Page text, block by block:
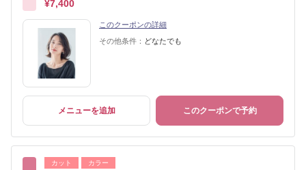
¥7,400
このクーポンの詳細
その他条件： どなたでも
メニューを追加 このクーポンで予約
カット カラー